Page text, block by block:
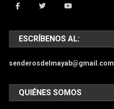
ESCRÍBENOS AL:
senderosdelmayab@gmail.com
QUIÉNES SOMOS